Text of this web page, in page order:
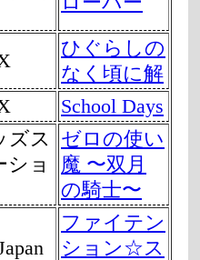
ひぐらしの
なく頃に解
School Days
ズス
ショ
ゼロの使い
魔 〜双月
の騎士〜
ファイテン
ション☆ス